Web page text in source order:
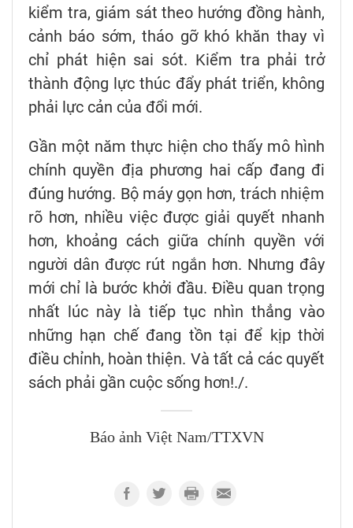
kiểm tra, giám sát theo hướng đồng hành,
cảnh báo sớm, tháo gỡ khó khăn thay vì
chỉ phát hiện sai sót. Kiểm tra phải trở
thành động lực thúc đẩy phát triển, không
phải lực cản của đổi mới.
Gần một năm thực hiện cho thấy mô hình
chính quyền địa phương hai cấp đang đi
đúng hướng. Bộ máy gọn hơn, trách nhiệm
rõ hơn, nhiều việc được giải quyết nhanh
hơn, khoảng cách giữa chính quyền với
người dân được rút ngắn hơn. Nhưng đây
mới chỉ là bước khởi đầu. Điều quan trọng
nhất lúc này là tiếp tục nhìn thẳng vào
những hạn chế đang tồn tại để kịp thời
điều chỉnh, hoàn thiện. Và tất cả các quyết
sách phải gần cuộc sống hơn!./.
Báo ảnh Việt Nam/TTXVN